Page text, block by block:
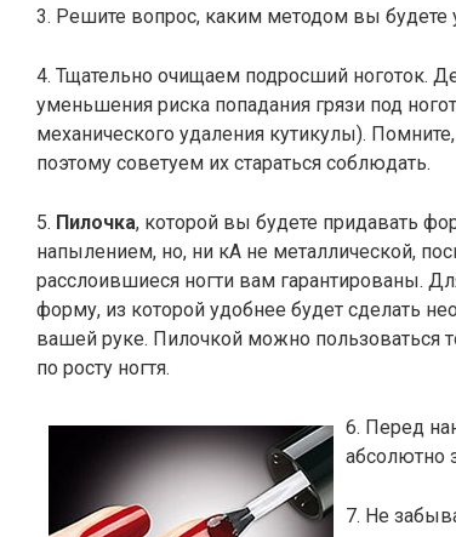
3. Решите вопрос, каким методом вы будете
4. Тщательно очищаем подросший ноготок.
уменьшения риска попадания грязи под
механического удаления кутикулы). Помните,
поэтому советуем их стараться соблюдать.
5. Пилочка, которой вы будете придавать
напылением, но, ни кА не металлической,
расслоившиеся ногти вам гарантированы.
форму, из которой удобнее будет сделать
вашей руке. Пилочкой можно пользоваться
по росту ногтя.
6. Перед
абсолютно
7. Не